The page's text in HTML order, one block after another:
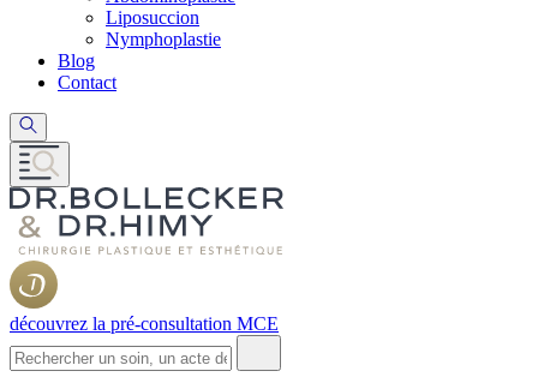
Liposuccion
Nymphoplastie
Blog
Contact
découvrez la pré-consultation MCE